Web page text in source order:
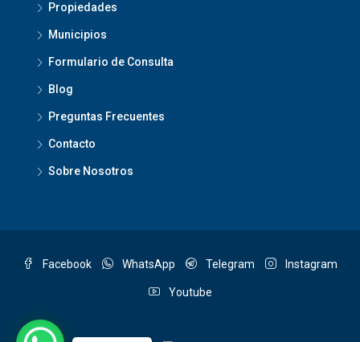
Propiedades
Municipios
Formulario de Consulta
Blog
Preguntas Frecuentes
Contacto
Sobre Nosotros
Facebook WhatsApp Telegram Instagram
Youtube